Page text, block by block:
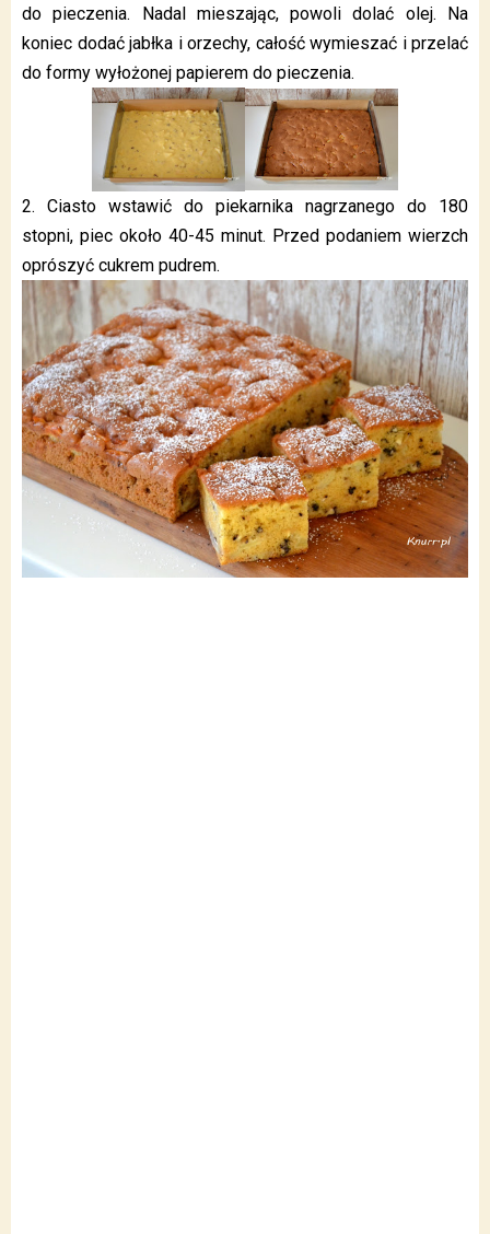
do pieczenia. Nadal mieszając, powoli dolać olej. Na
koniec dodać jabłka i orzechy, całość wymieszać i przelać
do formy wyłożonej papierem do pieczenia.
2. Ciasto wstawić do piekarnika nagrzanego do 180
stopni, piec około 40-45 minut. Przed podaniem wierzch
oprószyć cukrem pudrem.